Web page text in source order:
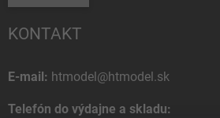
KONTAKT
E-mail: htmodel@htmodel.sk
Telefón do výdajne a skladu: